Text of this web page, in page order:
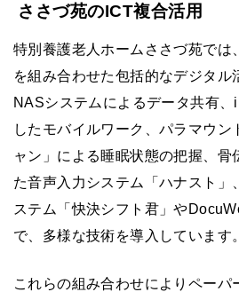
ささづ苑のICT複合活用
特別養護老人ホームささづ苑では
を組み合わせた包括的なデジタル
NASシステムによるデータ共有
したモバイルワーク、パラマウン
ャン」による睡眠状態の把握、骨
た音声入力システム「ハナスト」
ステム「快決シフト君」や
で、多様な技術を導入しています。
これらの組み合わせによりペーパ